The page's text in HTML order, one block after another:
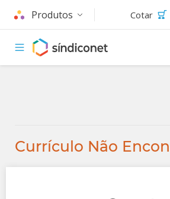
Produtos Cotar
Currículo Não